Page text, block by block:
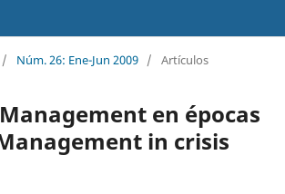
/ Núm. 26: Ene-Jun 2009 / Artículos
en épocas
in crisis